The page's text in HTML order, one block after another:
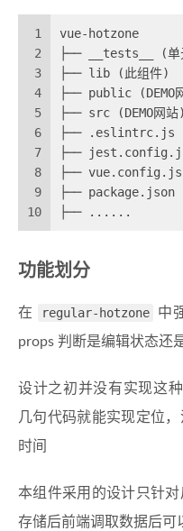
1
2
3
4
5
6
7
8
9
10
vue-hotzone
├── __tests__ (单
├── lib (此组件)
├── public (DEMO
├── src (DEMO网站)
├── .eslintrc.js
├──
├── vue.config.js
├── package.json
├── ......
功能划分
在 regular-hotzone
中
props 判断是编辑状态还
设计之初并没有实现这
几句代码就能实现定位
时间
本组件采用的设计只针
存储后前端调取数据后可